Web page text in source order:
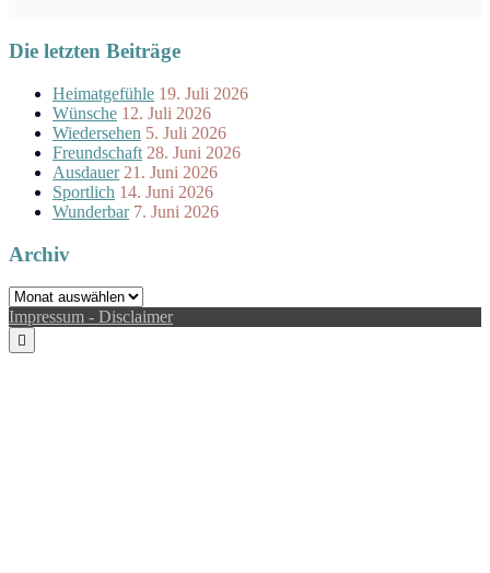
Die letzten Beiträge
Heimatgefühle 19. Juli 2026
Wünsche 12. Juli 2026
Wiedersehen 5. Juli 2026
Freundschaft 28. Juni 2026
Ausdauer 21. Juni 2026
Sportlich 14. Juni 2026
Wunderbar 7. Juni 2026
Archiv
Archiv
Impressum - Disclaimer
Scroll
to